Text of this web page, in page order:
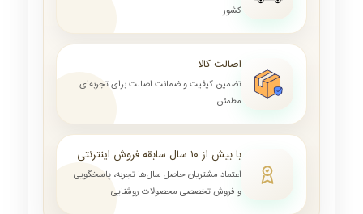
کشور
اصالت کالا
تضمین کیفیت و ضمانت اصالت برای تجربه‌ای
مطمئن
با بیش از ۱۰ سال سابقه فروش اینترنتی
اعتماد مشتریان حاصل سال‌ها تجربه، پاسخگویی
و فروش تخصصی محصولات روشنایی